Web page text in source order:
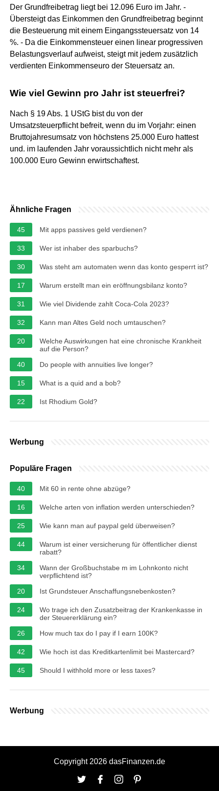
Der Grundfreibetrag liegt bei 12.096 Euro im Jahr. -
Übersteigt das Einkommen den Grundfreibetrag beginnt
die Besteuerung mit einem Eingangssteuersatz von 14
%. - Da die Einkommensteuer einen linear progressiven
Belastungsverlauf aufweist, steigt mit jedem zusätzlich
verdienten Einkommenseuro der Steuersatz an.
Wie viel Gewinn pro Jahr ist steuerfrei?
Nach § 19 Abs. 1 UStG bist du von der
Umsatzsteuerpflicht befreit, wenn du im Vorjahr: einen
Bruttojahresumsatz von höchstens 25.000 Euro hattest
und. im laufenden Jahr voraussichtlich nicht mehr als
100.000 Euro Gewinn erwirtschaftest.
Ähnliche Fragen
45 Mit apps passives geld verdienen?
33 Wer ist inhaber des sparbuchs?
30 Was steht am automaten wenn das konto gesperrt ist?
17 Warum erstellt man ein eröffnungsbilanz konto?
31 Wie viel Dividende zahlt Coca-Cola 2023?
32 Kann man Altes Geld noch umtauschen?
20
Welche Auswirkungen hat eine chronische Krankheit
auf die Person?
40
Do people with annuities live longer?
15 What is a quid and a bob?
22 Ist Rhodium Gold?
Werbung
Populäre Fragen
40 Mit 60 in rente ohne abzüge?
16 Welche arten von inflation werden unterschieden?
25 Wie kann man auf paypal geld überweisen?
44
Warum ist einer versicherung für öffentlicher dienst
rabatt?
34
Wann der Großbuchstabe m im Lohnkonto nicht
verpflichtend ist?
20
Ist Grundsteuer Anschaffungsnebenkosten?
24
Wo trage ich den Zusatzbeitrag der Krankenkasse in
der Steuererklärung ein?
26
How much tax do I pay if I earn 100K?
42 Wie hoch ist das Kreditkartenlimit bei Mastercard?
45 Should I withhold more or less taxes?
Werbung
Copyright 2026 dasFinanzen.de